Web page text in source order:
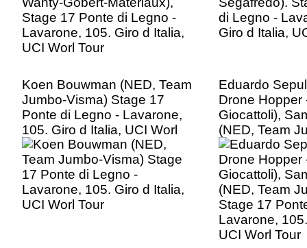
Koen Bouwman (NED, Team
Jumbo-Visma) Stage 17
Ponte di Legno - Lavarone,
105. Giro d Italia, UCI Worl
Tour
Eduardo
Drone Hopper
Giocattoli),
(NED, Team
Stage 17
Lavarone,
UCI Worl Tour